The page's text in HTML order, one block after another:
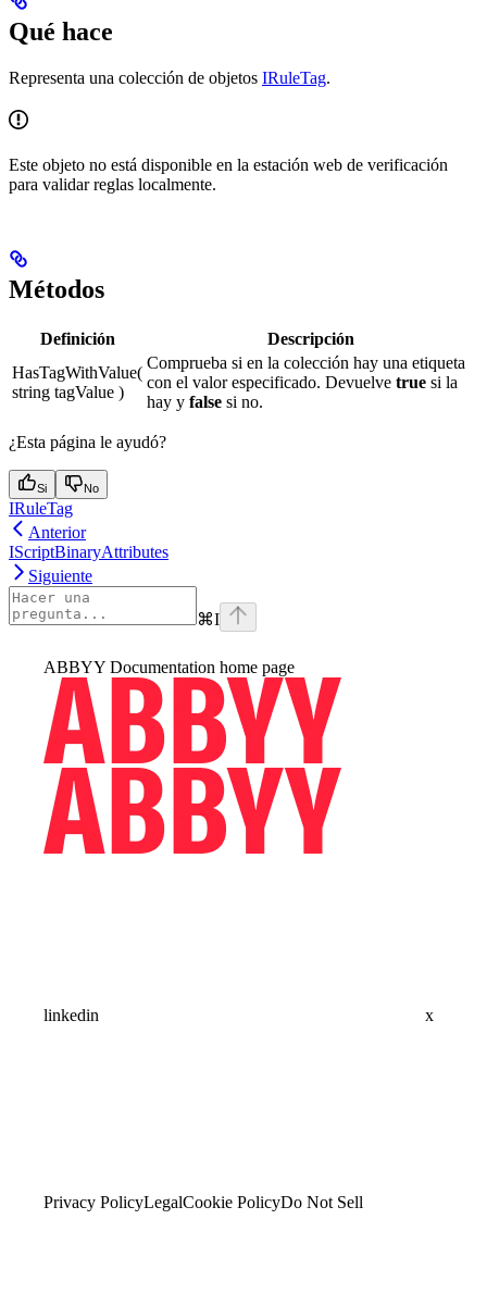
Qué hace
Representa una colección de objetos IRuleTag.
Este objeto no está disponible en la estación web de verificación
para validar reglas localmente.
Métodos
Definición
Descripción
HasTagWithValue(
string tagValue )
Comprueba si en la colección hay una etiqueta
con el valor especificado. Devuelve true si la
hay y false si no.
¿Esta página le ayudó?
Si No
IRuleTag
Anterior
IScriptBinaryAttributes
Siguiente
⌘I
ABBYY Documentation home page
linkedin x
Privacy PolicyLegalCookie PolicyDo Not Sell